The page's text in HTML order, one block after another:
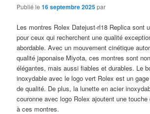
Publié le16 septembre 2025par
Les montres Rolex Datejust-rl18 Replica sont
pour ceux qui recherchent une qualité
abordable. Avec un mouvement cinétique
qualité japonaise Miyota, ces montres sont
élégantes, mais aussi fiables et durables. Le
inoxydable avec le logo vert Rolex est un
de qualité. De plus, la lunette en acier
couronne avec logo Rolex ajoutent une
à ces montres.